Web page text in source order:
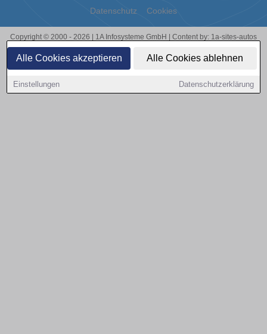
Alle Cookies akzeptieren Alle Cookies ablehnen
Einstellungen Datenschutzerklärung
Datenschutz Cookies
Copyright © 2000 - 2026 | 1A Infosysteme GmbH | Content by: 1a-sites-autos
09.08.2026